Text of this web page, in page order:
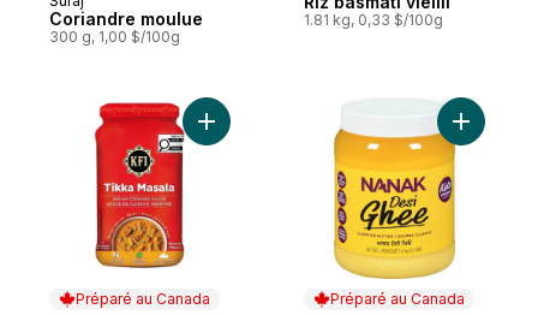
Coriandre moulue
300 g, 1,00 $/100g
1.81 kg, 0,33 $/100g
Préparé au Canada
Ajouter Tikka Masala Sauce de Cuisine
Préparé au Canada
Ajouter